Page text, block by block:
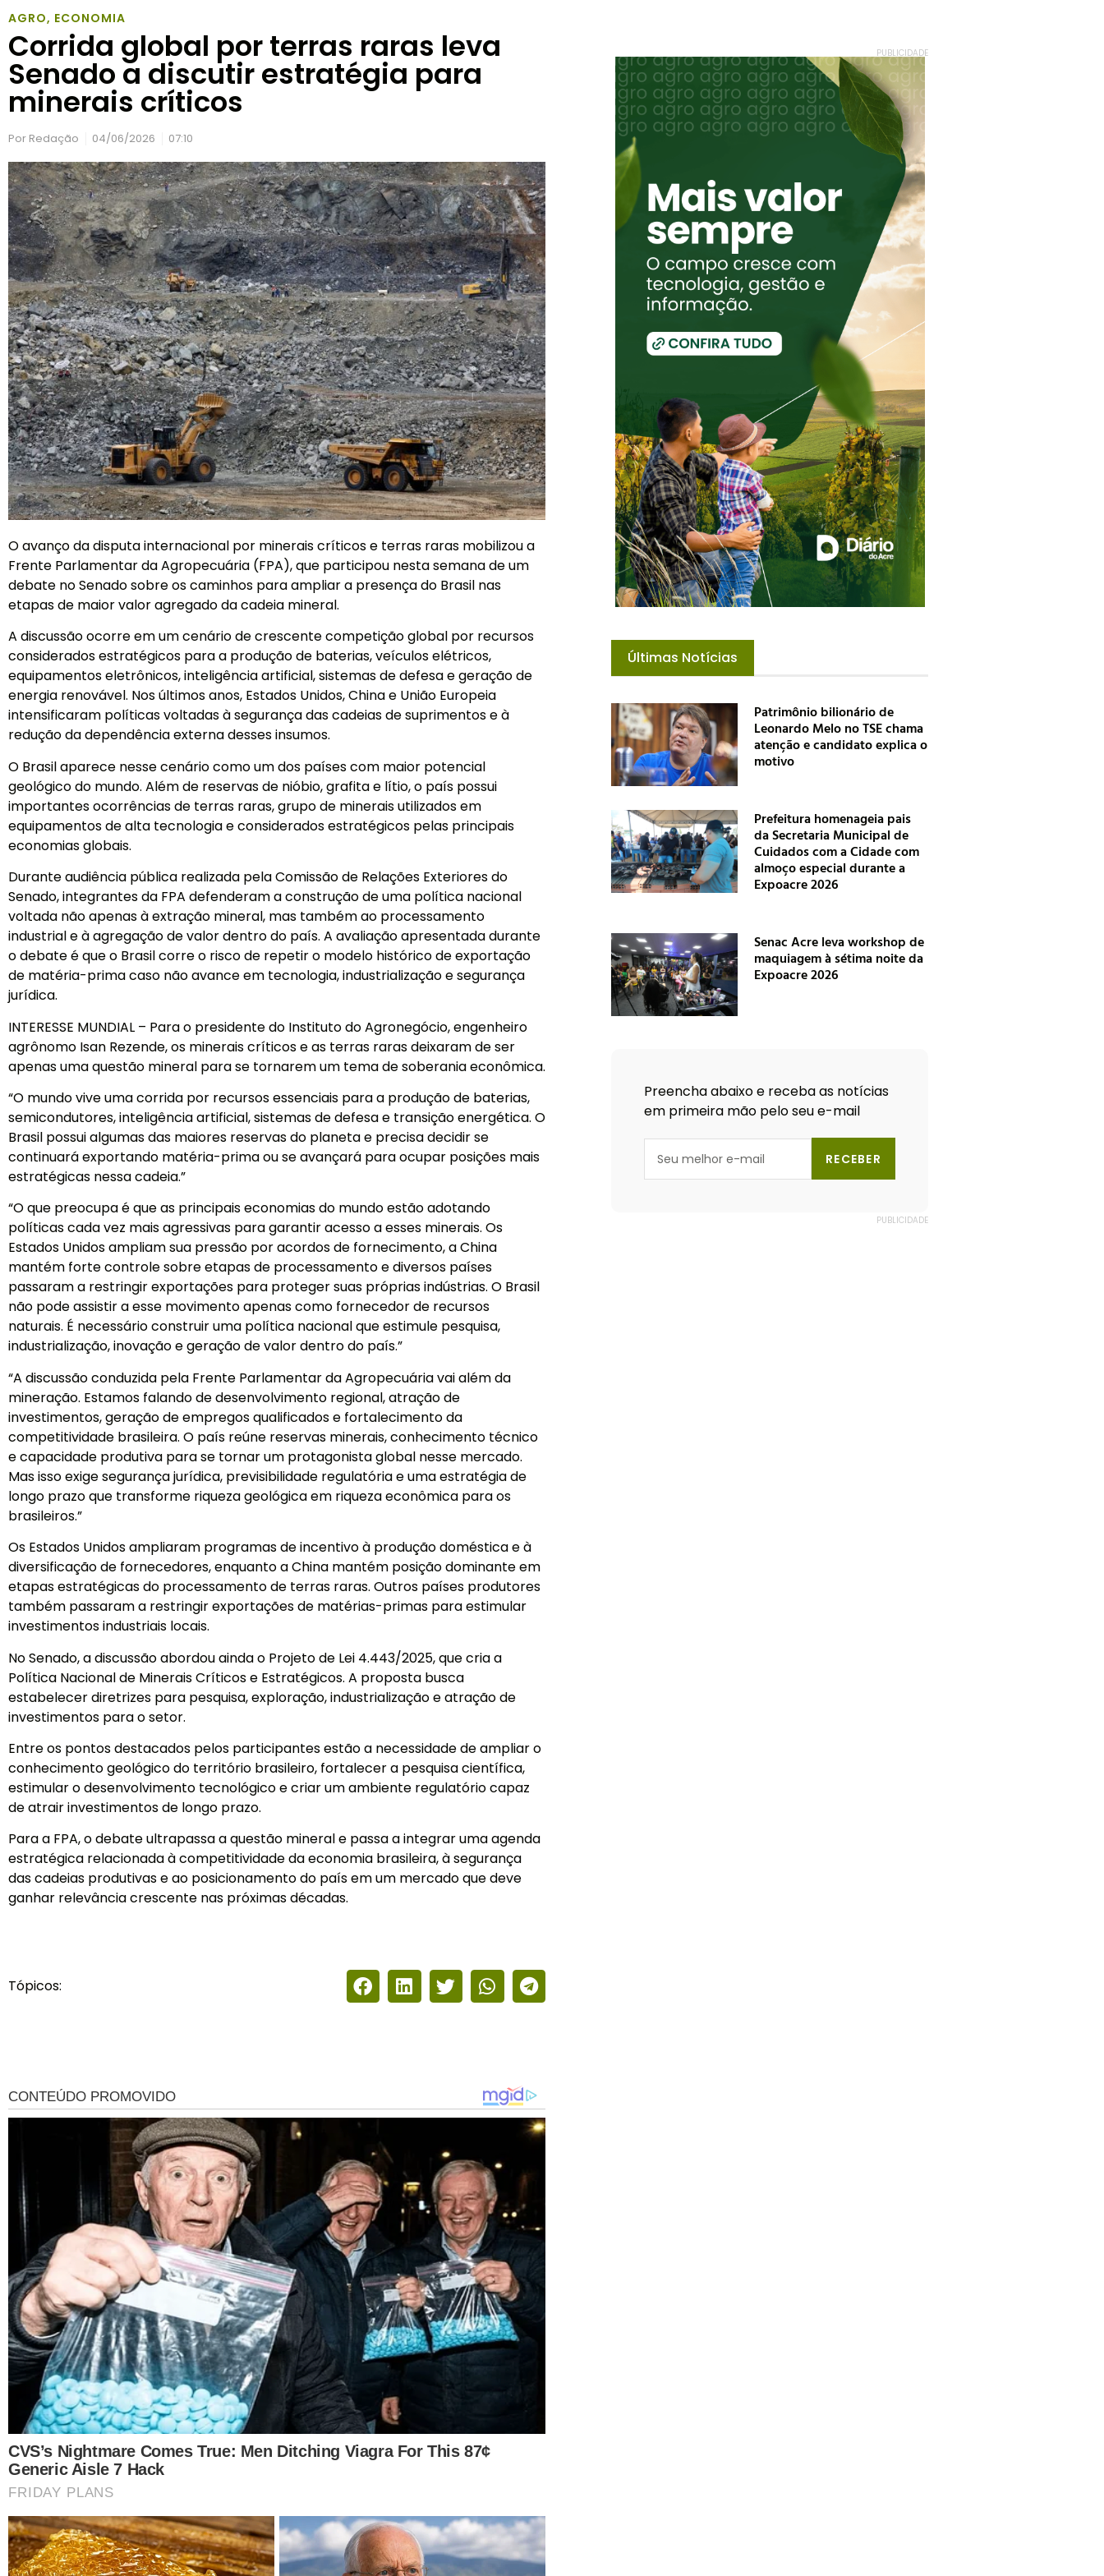
AGRO, ECONOMIA
Corrida global por terras raras leva
Senado a discutir estratégia para
minerais críticos
Por Redação 04/06/2026 07:10
O avanço da disputa internacional por minerais críticos e terras raras mobilizou a
Frente Parlamentar da Agropecuária (FPA), que participou nesta semana de um
debate no Senado sobre os caminhos para ampliar a presença do Brasil nas
etapas de maior valor agregado da cadeia mineral.
A discussão ocorre em um cenário de crescente competição global por recursos
considerados estratégicos para a produção de baterias, veículos elétricos,
equipamentos eletrônicos, inteligência artificial, sistemas de defesa e geração de
energia renovável. Nos últimos anos, Estados Unidos, China e União Europeia
intensificaram políticas voltadas à segurança das cadeias de suprimentos e à
redução da dependência externa desses insumos.
O Brasil aparece nesse cenário como um dos países com maior potencial
geológico do mundo. Além de reservas de nióbio, grafita e lítio, o país possui
importantes ocorrências de terras raras, grupo de minerais utilizados em
equipamentos de alta tecnologia e considerados estratégicos pelas principais
economias globais.
Durante audiência pública realizada pela Comissão de Relações Exteriores do
Senado, integrantes da FPA defenderam a construção de uma política nacional
voltada não apenas à extração mineral, mas também ao processamento
industrial e à agregação de valor dentro do país. A avaliação apresentada durante
o debate é que o Brasil corre o risco de repetir o modelo histórico de exportação
de matéria-prima caso não avance em tecnologia, industrialização e segurança
jurídica.
INTERESSE MUNDIAL – Para o presidente do Instituto do Agronegócio, engenheiro
agrônomo Isan Rezende, os minerais críticos e as terras raras deixaram de ser
apenas uma questão mineral para se tornarem um tema de soberania econômica.
“O mundo vive uma corrida por recursos essenciais para a produção de baterias,
semicondutores, inteligência artificial, sistemas de defesa e transição energética. O
Brasil possui algumas das maiores reservas do planeta e precisa decidir se
continuará exportando matéria-prima ou se avançará para ocupar posições mais
estratégicas nessa cadeia.”
“O que preocupa é que as principais economias do mundo estão adotando
políticas cada vez mais agressivas para garantir acesso a esses minerais. Os
Estados Unidos ampliam sua pressão por acordos de fornecimento, a China
mantém forte controle sobre etapas de processamento e diversos países
passaram a restringir exportações para proteger suas próprias indústrias. O Brasil
não pode assistir a esse movimento apenas como fornecedor de recursos
naturais. É necessário construir uma política nacional que estimule pesquisa,
industrialização, inovação e geração de valor dentro do país.”
“A discussão conduzida pela Frente Parlamentar da Agropecuária vai além da
mineração. Estamos falando de desenvolvimento regional, atração de
investimentos, geração de empregos qualificados e fortalecimento da
competitividade brasileira. O país reúne reservas minerais, conhecimento técnico
e capacidade produtiva para se tornar um protagonista global nesse mercado.
Mas isso exige segurança jurídica, previsibilidade regulatória e uma estratégia de
longo prazo que transforme riqueza geológica em riqueza econômica para os
brasileiros.”
Os Estados Unidos ampliaram programas de incentivo à produção doméstica e à
diversificação de fornecedores, enquanto a China mantém posição dominante em
etapas estratégicas do processamento de terras raras. Outros países produtores
também passaram a restringir exportações de matérias-primas para estimular
investimentos industriais locais.
No Senado, a discussão abordou ainda o Projeto de Lei 4.443/2025, que cria a
Política Nacional de Minerais Críticos e Estratégicos. A proposta busca
estabelecer diretrizes para pesquisa, exploração, industrialização e atração de
investimentos para o setor.
Entre os pontos destacados pelos participantes estão a necessidade de ampliar o
conhecimento geológico do território brasileiro, fortalecer a pesquisa científica,
estimular o desenvolvimento tecnológico e criar um ambiente regulatório capaz
de atrair investimentos de longo prazo.
Para a FPA, o debate ultrapassa a questão mineral e passa a integrar uma agenda
estratégica relacionada à competitividade da economia brasileira, à segurança
das cadeias produtivas e ao posicionamento do país em um mercado que deve
ganhar relevância crescente nas próximas décadas.
Tópicos:
PUBLICIDADE
Últimas Notícias
Patrimônio bilionário de
Leonardo Melo no TSE chama
atenção e candidato explica o
motivo
Prefeitura homenageia pais
da Secretaria Municipal de
Cuidados com a Cidade com
almoço especial durante a
Expoacre 2026
Senac Acre leva workshop de
maquiagem à sétima noite da
Expoacre 2026
Preencha abaixo e receba as notícias
em primeira mão pelo seu e-mail
RECEBER
PUBLICIDADE